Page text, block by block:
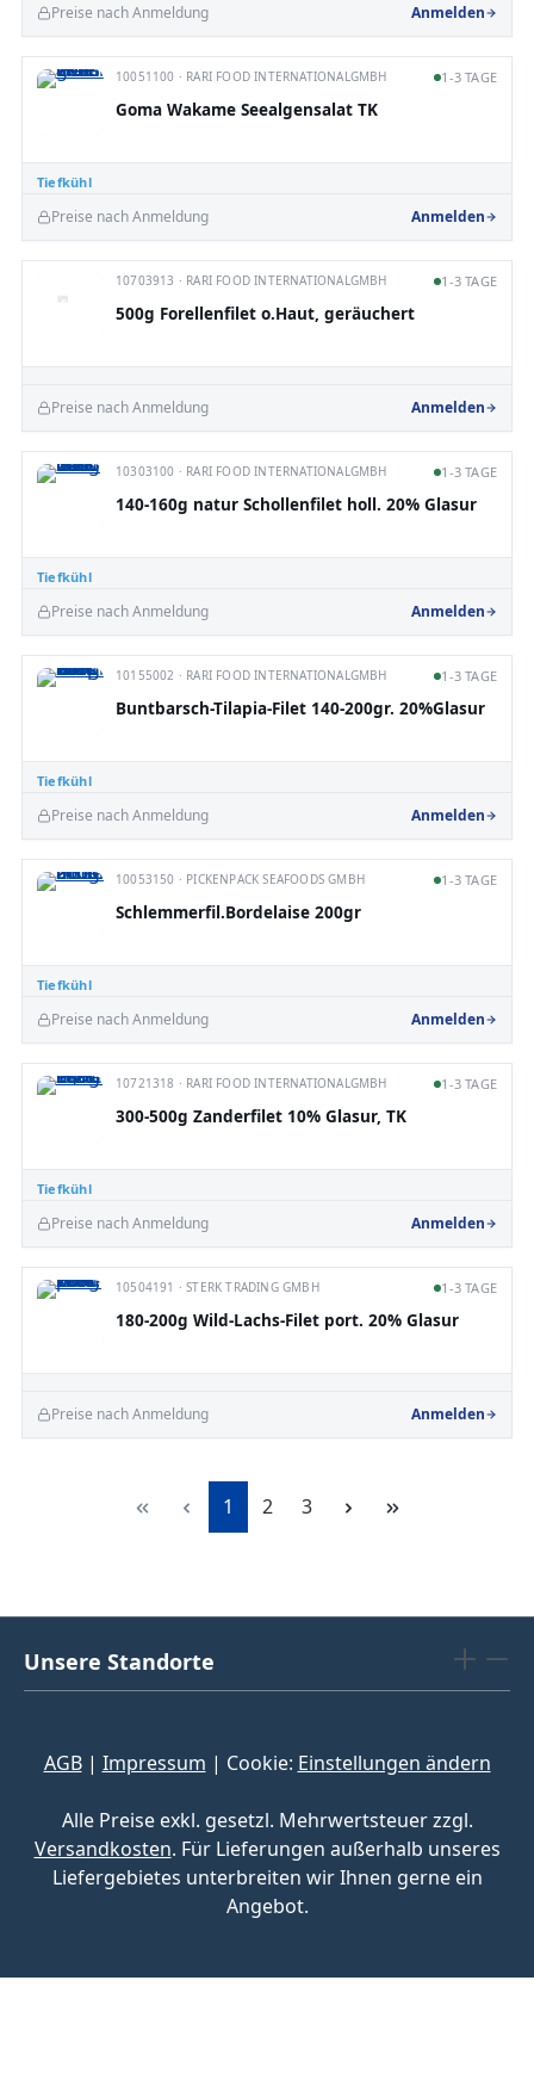
Preise nach Anmeldung Anmelden
Tiefkühl
10051100 · RARI FOOD INTERNATIONALGMBH 1-3 TAGE
Goma Wakame Seealgensalat TK
Preise nach Anmeldung Anmelden
10703913 · RARI FOOD INTERNATIONALGMBH 1-3 TAGE
500g Forellenfilet o.Haut, geräuchert
Preise nach Anmeldung Anmelden
Tiefkühl
10303100 · RARI FOOD INTERNATIONALGMBH 1-3 TAGE
140-160g natur Schollenfilet holl. 20% Glasur
Preise nach Anmeldung Anmelden
Tiefkühl
10155002 · RARI FOOD INTERNATIONALGMBH 1-3 TAGE
Buntbarsch-Tilapia-Filet 140-200gr. 20%Glasur
Preise nach Anmeldung Anmelden
Tiefkühl
10053150 · PICKENPACK SEAFOODS GMBH 1-3 TAGE
Schlemmerfil.Bordelaise 200gr
Preise nach Anmeldung Anmelden
Tiefkühl
10721318 · RARI FOOD INTERNATIONALGMBH 1-3 TAGE
300-500g Zanderfilet 10% Glasur, TK
Preise nach Anmeldung Anmelden
10504191 · STERK TRADING GMBH 1-3 TAGE
180-200g Wild-Lachs-Filet port. 20% Glasur
Preise nach Anmeldung Anmelden
Seite
1 Seite
2 Seite
3
Unsere Standorte
AGB| Impressum | Cookie: Einstellungen ändern
Alle Preise exkl. gesetzl. Mehrwertsteuer zzgl.
Versandkosten. Für Lieferungen außerhalb unseres
Liefergebietes unterbreiten wir Ihnen gerne ein
Angebot.